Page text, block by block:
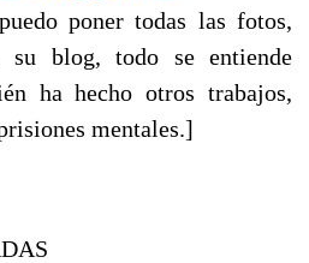
poner todas las fotos,
su blog, todo se entiende
ha hecho otros trabajos,
mentales.]